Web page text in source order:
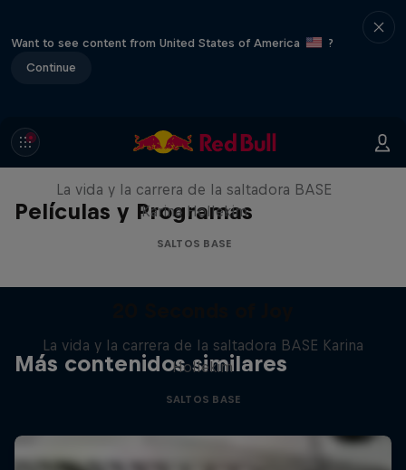
Want to see content from United States of America
?
Continue
Películas y Programas
20 Seconds of Joy
La vida y la carrera de la saltadora BASE
Karina Hollekim
SALTOS BASE
Más contenidos similares
La vida y la carrera de la saltadora BASE Karina
Hollekim
SALTOS BASE